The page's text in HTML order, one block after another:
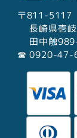
〒811-5117
長崎県壱岐
田中触
☎︎ 0920-47-